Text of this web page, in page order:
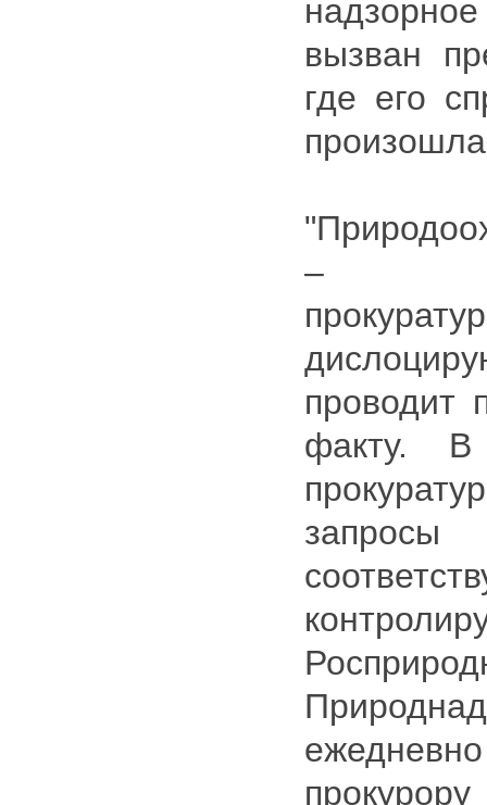
вызван
где его
–
проводит
факту. В